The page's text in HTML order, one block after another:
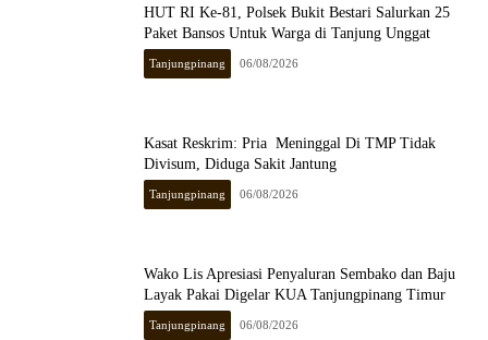
HUT RI Ke-81, Polsek Bukit Bestari Salurkan 25
Paket Bansos Untuk Warga di Tanjung Unggat
Tanjungpinang 06/08/2026
Kasat Reskrim: Pria Meninggal Di TMP Tidak
Divisum, Diduga Sakit Jantung
Tanjungpinang 06/08/2026
Wako Lis Apresiasi Penyaluran Sembako dan Baju
Layak Pakai Digelar KUA Tanjungpinang Timur
Tanjungpinang 06/08/2026